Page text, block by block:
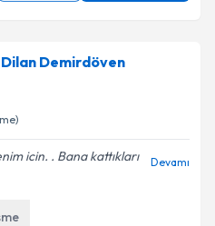
Demirdöven
icin. . Bana kattıkları
Devamı